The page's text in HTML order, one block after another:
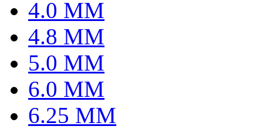
4.0 MM
4.8 MM
5.0 MM
6.0 MM
6.25 MM